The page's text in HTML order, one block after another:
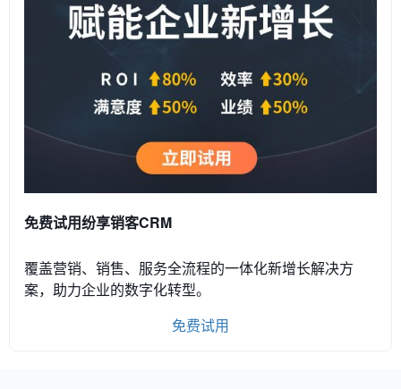
免费试用纷享销客CRM
覆盖营销、销售、服务全流程的一体化新增长解决方
案，助力企业的数字化转型。
免费试用